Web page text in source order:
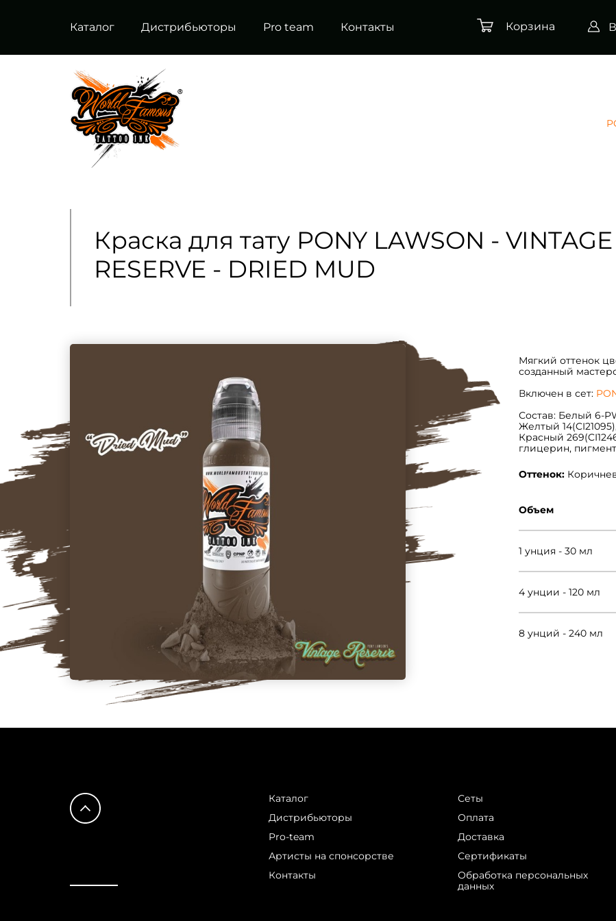
Каталог Дистрибьюторы Pro team Контакты Корзина
Краска для тату PONY LAWSON - VINTAGE
RESERVE - DRIED MUD
Мягкий оттенок
созданный
Включен в сет:
Состав: Белый 6-
Желтый
Красный
глицерин,
Оттенок:
Объем
1 унция - 30 мл
4 унции - 120 мл
8 унций - 240 мл
Каталог
Дистрибьюторы
Pro-team
Артисты на спонсорстве
Контакты
Сеты
Оплата
Доставка
Сертификаты
Обработка персональных
данных